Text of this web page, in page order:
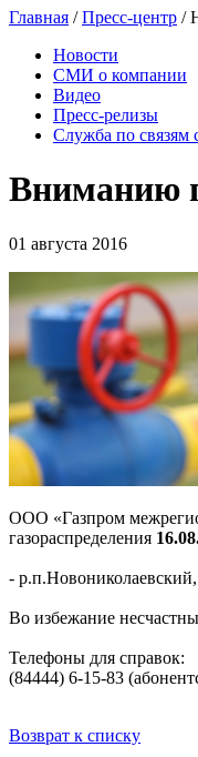
Главная /Пресс-центр /
Новости
СМИ о компании
Видео
Пресс-релизы
Служба по связям
Вниманию
01 августа 2016
ООО «Газпром
газораспределения
-
Во избежание
Телефоны для справок:
(84444) 6-15-83
Возврат к списку